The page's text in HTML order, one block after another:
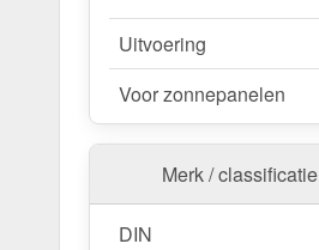
Uitvoering
Voor zonnepanelen
Merk / classificatie
DIN